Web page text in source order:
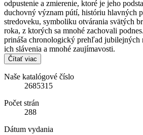
odpustenie a zmierenie, ktoré je jeho
duchovný význam pútí, históriu hlavných
stredoveku, symboliku otvárania svätých
roka, z ktorých sa mnohé zachovali
prináša chronologický prehľad
ich slávenia a mnohé zaujímavosti.
Čítať viac
Naše katalógové číslo
2685315
Počet strán
288
Dátum vydania